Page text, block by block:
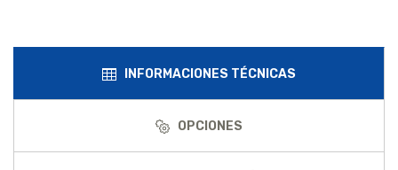
INFORMACIONES TÉCNICAS
OPCIONES